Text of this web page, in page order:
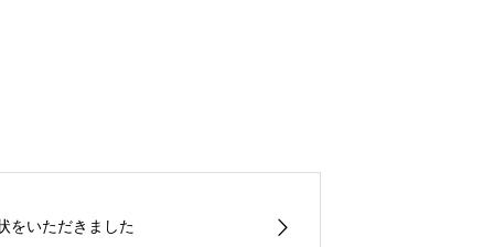
をいただきました